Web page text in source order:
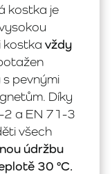
kostka je
kostka vždy
pevnými
Díky
2 a EN 71-3
všech
údržbu
30 °C.